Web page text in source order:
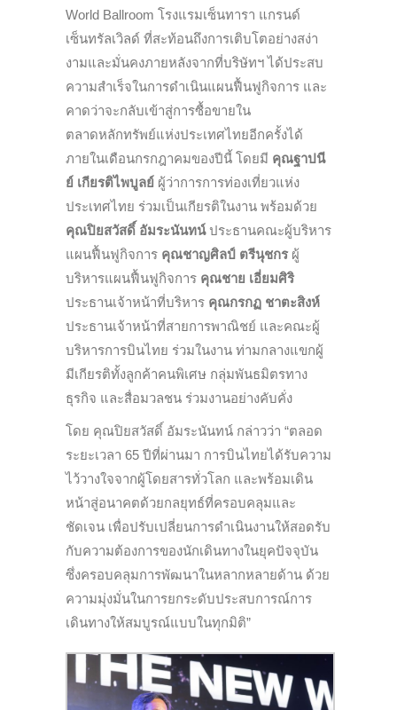
World Ballroom โรงแรมเซ็นทารา แกรนด์
เซ็นทรัลเวิลด์ ที่สะท้อนถึงการเติบโตอย่างสง่า
งามและมั่นคงภายหลังจากที่บริษัทฯ ได้ประสบ
ความสำเร็จในการดำเนินแผนฟื้นฟูกิจการ และ
คาดว่าจะกลับเข้าสู่การซื้อขายใน
ตลาดหลักทรัพย์แห่งประเทศไทยอีกครั้งได้
ภายในเดือนกรกฎาคมของปีนี้ โดยมี คุณฐาปนี
ย์ เกียรติไพบูลย์ ผู้ว่าการการท่องเที่ยวแห่ง
ประเทศไทย ร่วมเป็นเกียรติในงาน พร้อมด้วย
คุณปิยสวัสดิ์ อัมระนันทน์ประธานคณะผู้บริหาร
แผนฟื้นฟูกิจการ คุณชาญศิลป์ ตรีนุชกรผู้
บริหารแผนฟื้นฟูกิจการ คุณชาย เอี่ยมศิริ
ประธานเจ้าหน้าที่บริหาร คุณกรกฏ ชาตะสิงห์
ประธานเจ้าหน้าที่สายการพาณิชย์ และคณะผู้
บริหารการบินไทย ร่วมในงาน ท่ามกลางแขกผู้
มีเกียรติทั้งลูกค้าคนพิเศษ กลุ่มพันธมิตรทาง
ธุรกิจ และสื่อมวลชน ร่วมงานอย่างคับคั่ง
โดย คุณปิยสวัสดิ์ อัมระนันทน์ กล่าวว่า “ตลอด
ระยะเวลา 65 ปีที่ผ่านมา การบินไทยได้รับความ
ไว้วางใจจากผู้โดยสารทั่วโลก และพร้อมเดิน
หน้าสู่อนาคตด้วยกลยุทธ์ที่ครอบคลุมและ
ชัดเจน เพื่อปรับเปลี่ยนการดำเนินงานให้สอดรับ
กับความต้องการของนักเดินทางในยุคปัจจุบัน
ซึ่งครอบคลุมการพัฒนาในหลากหลายด้าน ด้วย
ความมุ่งมั่นในการยกระดับประสบการณ์การ
เดินทางให้สมบูรณ์แบบในทุกมิติ”